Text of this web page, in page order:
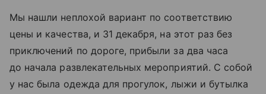
Мы нашли неплохой вариант по соответствию
цены и качества, и 31 декабря, на этот раз без
приключений по дороге, прибыли за два часа
до начала развлекательных мероприятий. С собой
у нас была одежда для прогулок, лыжи и бутылка